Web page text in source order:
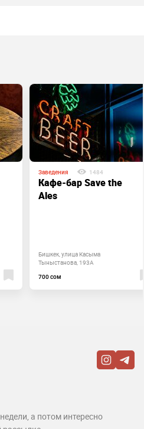
Заведения 1484
Кафе-бар Save the
Ales
Бишкек, улица Касыма
Тыныстанова, 193А
700 сом
а потом интересно